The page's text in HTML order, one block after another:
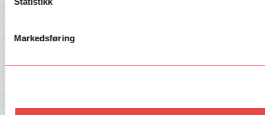
Markedsføring
Hold deg oppdatert med våre jevnlige nyhetsbrev med siste nytt